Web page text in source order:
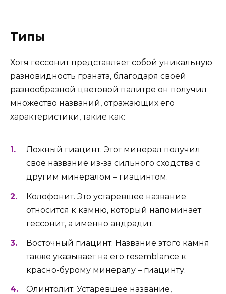
Типы
Хотя гессонит представляет собой уникальную
разновидность граната, благодаря своей
разнообразной цветовой палитре он получил
множество названий, отражающих его
характеристики, такие как:
Ложный гиацинт. Этот минерал получил
своё название из-за сильного сходства с
другим минералом – гиацинтом.
Колофонит. Это устаревшее название
относится к камню, который напоминает
гессонит, а именно андрадит.
Восточный гиацинт. Название этого камня
также указывает на его resemblance к
красно-бурому минералу – гиацинту.
Олинтолит. Устаревшее название,